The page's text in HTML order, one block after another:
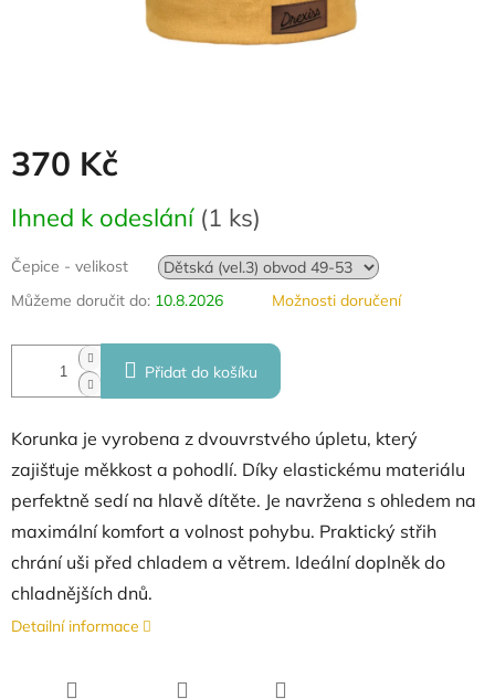
370 Kč
cena:
Ihned k odeslání (1 ks)
Čepice - velikost
Můžeme doručit do: 10.8.2026 Možnosti doručení
Přidat do košíku
Korunka je vyrobena z dvouvrstvého úpletu, který
zajišťuje měkkost a pohodlí. Díky elastickému materiálu
perfektně sedí na hlavě dítěte. Je navržena s ohledem na
maximální komfort a volnost pohybu. Praktický střih
chrání uši před chladem a větrem. Ideální doplněk do
chladnějších dnů.
Detailní informace